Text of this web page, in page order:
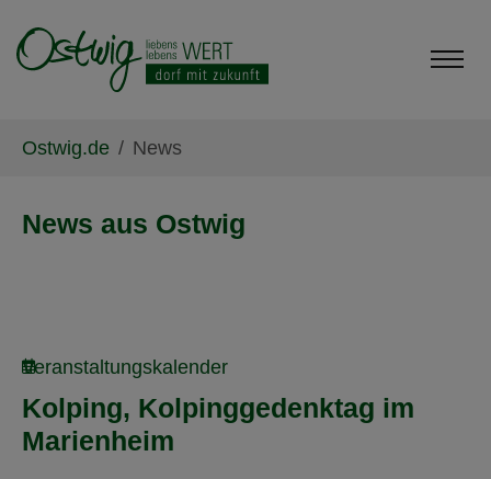
Ostwig.de News
News aus Ostwig
Veranstaltungskalender
Kolping, Kolpinggedenktag im
Marienheim